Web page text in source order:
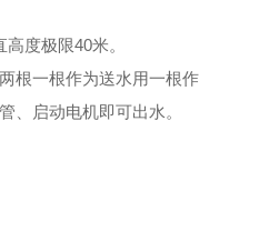
度极限40米。
根一根作为送水用一根作
、启动电机即可出水。